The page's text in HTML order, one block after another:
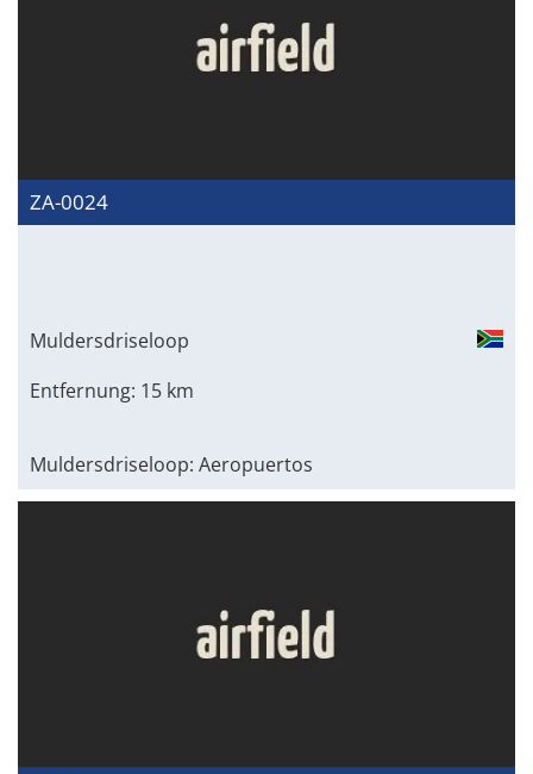
ZA-0024
Muldersdriseloop
Entfernung: 15 km
Muldersdriseloop: Aeropuertos